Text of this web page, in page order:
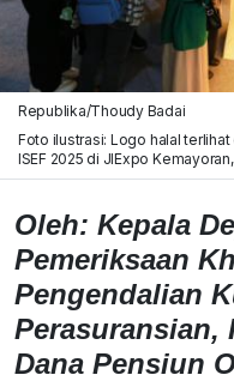
Republika/Thoudy Badai
Foto ilustrasi: Logo halal
ISEF 2025 di JIExpo
Oleh: Kepala
Pemeriksaan
Pengendalian
Perasuransian,
Dana Pensiun